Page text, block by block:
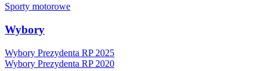
Sporty motorowe
Wybory
Wybory Prezydenta RP 2025
Wybory Prezydenta RP 2020